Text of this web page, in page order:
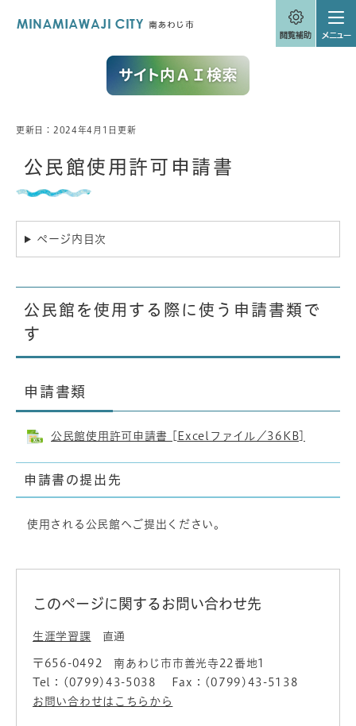
本
更新日：2024年4月1日更新
公民館使用許可申請書
ページ内目次
公民館を使用する際に使う申請書類で
す
申請書類
公民館使用許可申請書 [Excelファイル／36KB]
申請書の提出先
使用される公民館へご提出ください。
このページに関するお問い合わせ先
生涯学習課 直通
〒656-0492
南あわじ市市善光寺22番地1
Tel：(0799)43-5038
Fax：(0799)43-5138
お問い合わせはこちらから